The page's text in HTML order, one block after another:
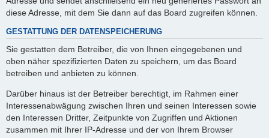
diese Adresse, mit dem Sie dann auf das Board zugreifen können.
GESTATTUNG DER DATENSPEICHERUNG
Sie gestatten dem Betreiber, die von Ihnen eingegebenen und
oben näher spezifizierten Daten zu speichern, um das Board
betreiben und anbieten zu können.
Darüber hinaus ist der Betreiber berechtigt, im Rahmen einer
Interessenabwägung zwischen Ihren und seinen Interessen sowie
den Interessen Dritter, Zeitpunkte von Zugriffen und Aktionen
zusammen mit Ihrer IP-Adresse und der von Ihrem Browser